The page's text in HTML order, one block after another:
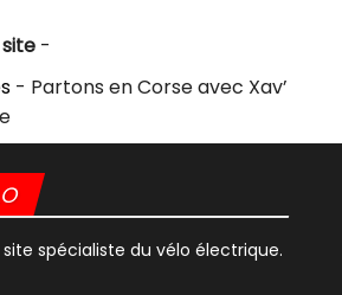
-
- Partons en Corse avec Xav’
site spécialiste du vélo électrique.